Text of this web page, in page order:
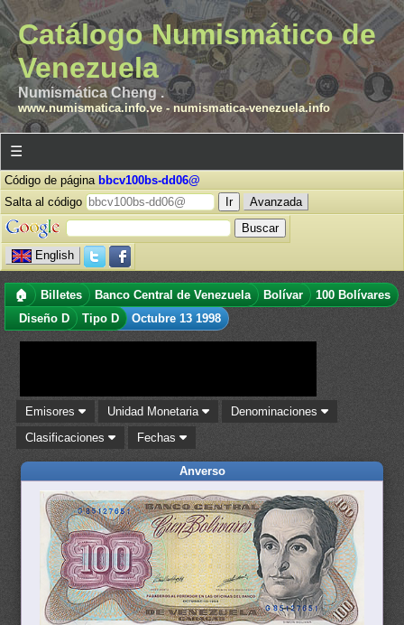
Catálogo Numismático de
Venezuela
Numismática Cheng .
www.numismatica.info.ve- numismatica-venezuela.info
☰
Código de página bbcv100bs-dd06@
Salta al código
Avanzada
English
🏠 Billetes Banco Central de Venezuela Bolívar
100 Bolívares
Diseño D
Tipo D Octubre 13 1998
Emisores Unidad Monetaria
Denominaciones
Clasificaciones
Fechas
Anverso